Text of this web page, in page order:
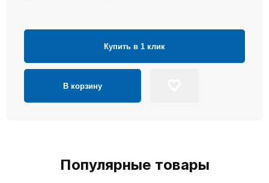
Купить в 1 клик
В корзину
Популярные товары